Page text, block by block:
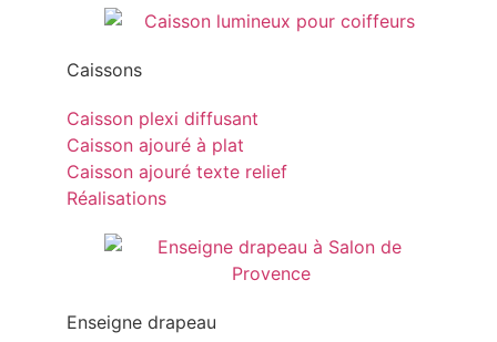
Caissons
Caisson plexi diffusant
Caisson ajouré à plat
Caisson ajouré texte relief
Réalisations
Enseigne drapeau